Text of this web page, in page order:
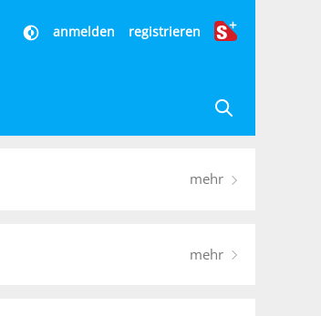
anmelden registrieren
mehr
mehr